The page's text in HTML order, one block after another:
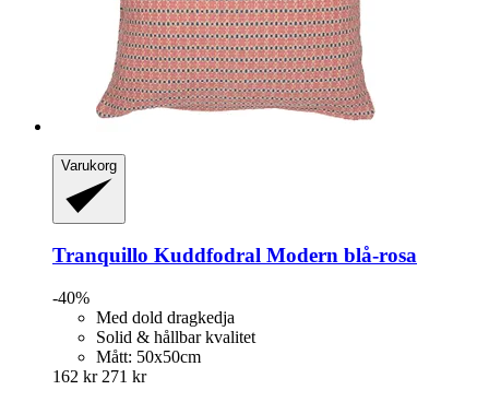
Varukorg
Tranquillo Kuddfodral Modern blå-​rosa
-40%
Med dold dragkedja
Solid & hållbar kvalitet
Mått: 50x50cm
162 kr 271 kr